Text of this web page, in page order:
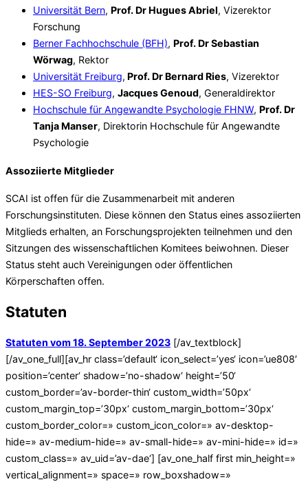
Universität Bern, Prof. Dr Hugues Abriel, Vizerektor
Forschung
Berner Fachhochschule (BFH), Prof. Dr Sebastian
Wörwag, Rektor
Universität Freiburg, Prof. Dr Bernard Ries, Vizerektor
HES-SO Freiburg, Jacques Genoud, Generaldirektor
Hochschule für Angewandte Psychologie FHNW, Prof. Dr
Tanja Manser, Direktorin Hochschule für Angewandte
Psychologie
Assoziierte Mitglieder
SCAI ist offen für die Zusammenarbeit mit anderen
Forschungsinstituten. Diese können den Status eines assoziierten
Mitglieds erhalten, an Forschungsprojekten teilnehmen und den
Sitzungen des wissenschaftlichen Komitees beiwohnen. Dieser
Status steht auch Vereinigungen oder öffentlichen
Körperschaften offen.
Statuten
Statuten vom 18. September 2023 [/av_textblock]
[/av_one_full][av_hr class=’default‘ icon_select=’yes‘ icon=’ue808′
position=’center‘ shadow=’no-shadow‘ height=’50‘
custom_border=’av-border-thin‘ custom_width=’50px‘
custom_margin_top=’30px‘ custom_margin_bottom=’30px‘
custom_border_color=» custom_icon_color=» av-desktop-
hide=» av-medium-hide=» av-small-hide=» av-mini-hide=» id=»
custom_class=» av_uid=’av-dae‘] [av_one_half first min_height=»
vertical_alignment=» space=» row_boxshadow=»